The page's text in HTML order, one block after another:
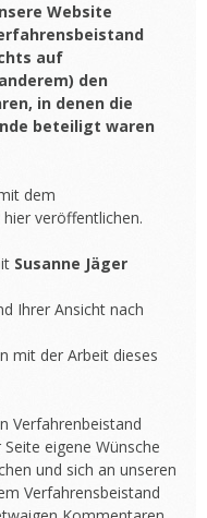
Website
auf
den
in denen die
beteiligt waren
dem
hier veröffentlichen.
Susanne Jäger
Ihrer Ansicht nach
mit der Arbeit dieses
Verfahrenbeistand
eigene Wünsche
und sich an unseren
Verfahrensbeistand